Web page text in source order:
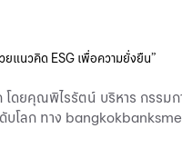
ยแนวคิด ESG เพื่อความยั่งยืน”
ดยคุณพิไรรัตน์ บริหาร กรร
บโลก ทาง bangkokbanksme